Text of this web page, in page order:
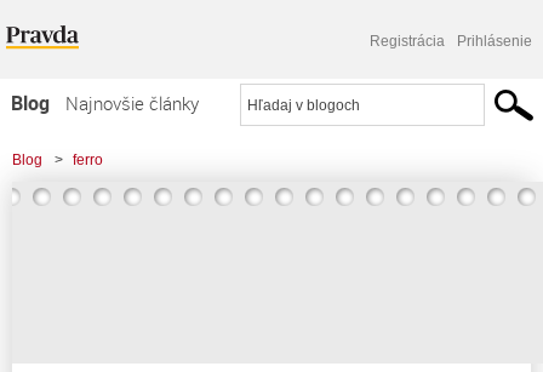
Registrácia Prihlásenie
Blog
Najnovšie články
Najčítanejšie články
Najkomentovanejšie články
Blog > ferro
> Toto odkazuje umelá inteligencia Bruselským vojnovým štváčom!